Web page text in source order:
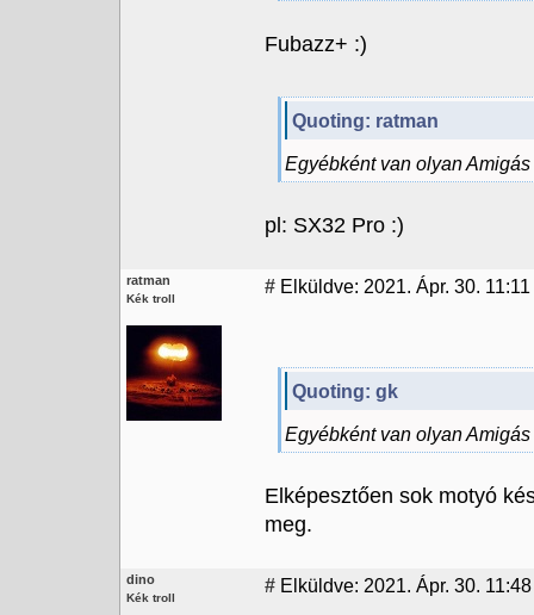
Fubazz+ :)
Quoting: ratman
Egyébként van olyan
pl: SX32 Pro :)
ratman
Kék troll
# Elküldve: 2021. Ápr. 30. 11:11
Quoting: gk
Egyébként van olyan
Elképesztően sok motyó
meg.
dino
Kék troll
# Elküldve: 2021. Ápr. 30. 11:48